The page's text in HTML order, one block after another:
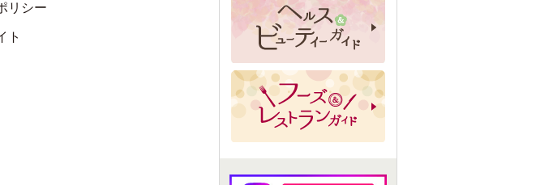
リシー
ト